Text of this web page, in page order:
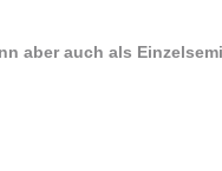
aber auch als